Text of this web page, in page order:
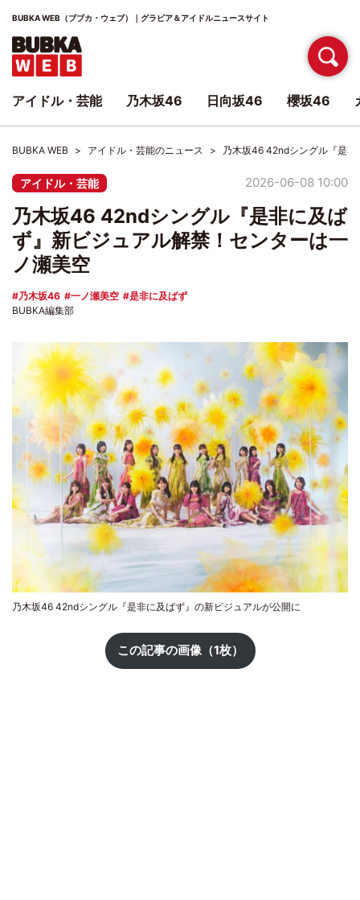
BUBKA WEB（ブブカ・ウェブ）｜グラビア＆アイドルニュースサイト
BUBKA WEB アイドル・芸能のニュース 乃木坂46 42ndシングル『是
アイドル・芸能 2026-06-08 10:00
乃木坂46 42ndシングル『是非に及ば
ず』新ビジュアル解禁！センターは一
ノ瀬美空
乃木坂46 一ノ瀬美空
是非に及ばず
BUBKA編集部
乃木坂46 42ndシングル『是非に及ばず』の新ビジュアルが公開に
この記事の画像（1枚）
アイドル・芸能 乃木坂46 日向坂46 櫻坂46